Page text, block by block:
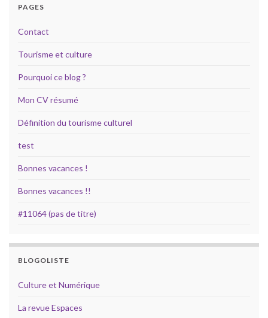
PAGES
Contact
Tourisme et culture
Pourquoi ce blog ?
Mon CV résumé
Définition du tourisme culturel
test
Bonnes vacances !
Bonnes vacances !!
#11064 (pas de titre)
BLOGOLISTE
Culture et Numérique
La revue Espaces